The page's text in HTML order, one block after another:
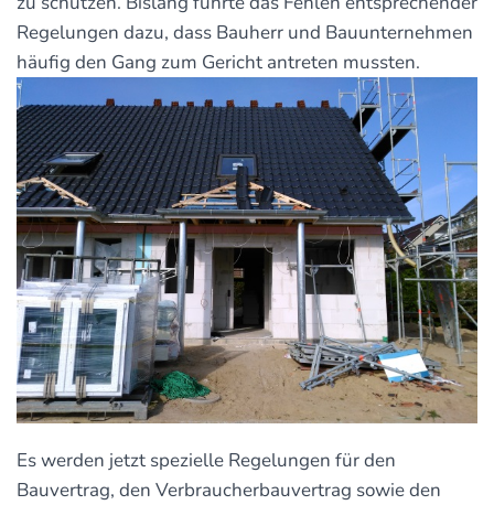
Regelungen dazu, dass Bauherr und Bauunternehmen
häufig den Gang zum Gericht antreten mussten.
Es werden jetzt spezielle Regelungen für den
Bauvertrag, den Verbraucherbauvertrag sowie den